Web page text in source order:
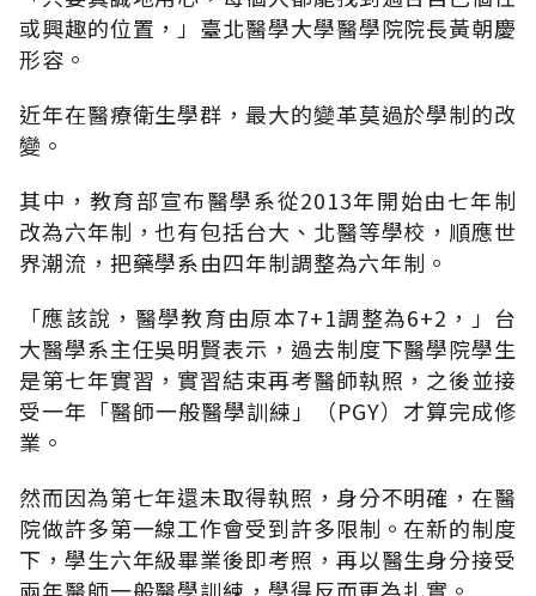
或興趣的位置，」臺北醫學大學醫學院院長黃朝慶
形容。
近年在醫療衛生學群，最大的變革莫過於學制的改
變。
其中，教育部宣布醫學系從2013年開始由七年制
改為六年制，也有包括台大、北醫等學校，順應世
界潮流，把藥學系由四年制調整為六年制。
「應該說，醫學教育由原本7+1調整為6+2，」台
大醫學系主任吳明賢表示，過去制度下醫學院學生
是第七年實習，實習結束再考醫師執照，之後並接
受一年「醫師一般醫學訓練」（PGY）才算完成修
業。
然而因為第七年還未取得執照，身分不明確，在醫
院做許多第一線工作會受到許多限制。在新的制度
下，學生六年級畢業後即考照，再以醫生身分接受
兩年醫師一般醫學訓練，學得反而更為扎實。